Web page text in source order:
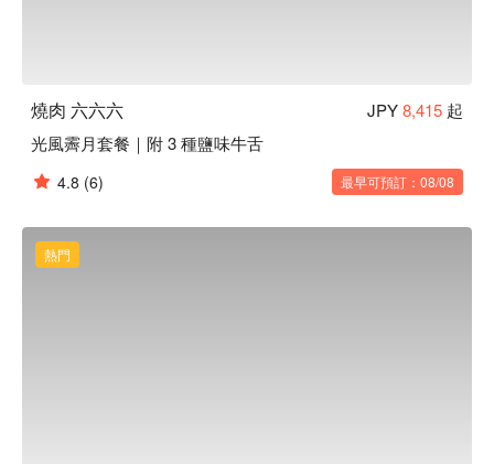
燒肉 六六六 JPY8,415 起
光風霽月套餐｜附 3 種鹽味牛舌
4.8 (6) 最早可預訂：08/08
熱門